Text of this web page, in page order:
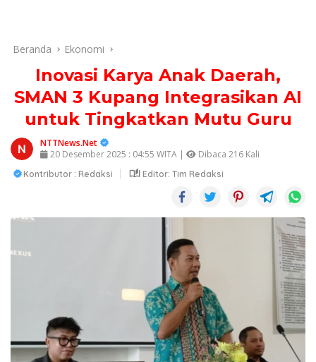
Beranda Ekonomi
Inovasi Karya Anak Daerah,
SMAN 3 Kupang Integrasikan AI
untuk Tingkatkan Mutu Guru
NTTNews.Net
20 Desember 2025 : 04:55 WITA |
Dibaca 216 Kali
Kontributor : Redaksi Editor: Tim Redaksi